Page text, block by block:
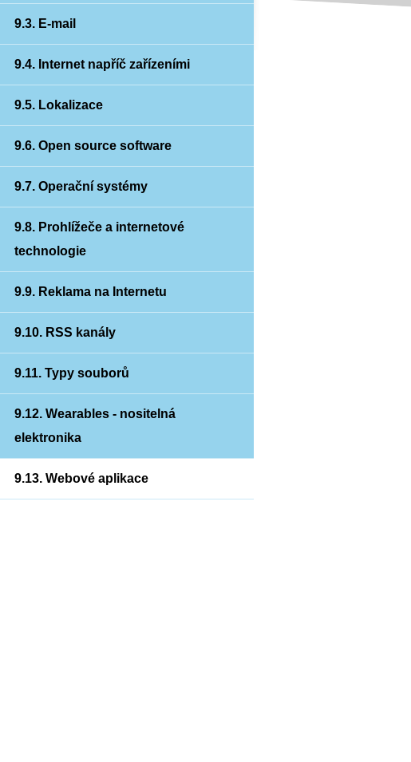
9.3. E-mail
9.4. Internet napříč zařízeními
9.5. Lokalizace
9.6. Open source software
9.7. Operační systémy
9.8. Prohlížeče a internetové
technologie
9.9. Reklama na Internetu
9.10. RSS kanály
9.11. Typy souborů
9.12. Wearables - nositelná
elektronika
9.13. Webové aplikace